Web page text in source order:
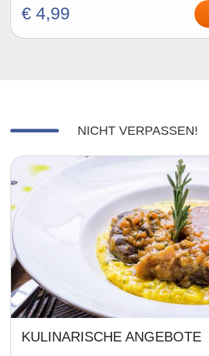
€ 4,99
NICHT VERPASSEN!
KULINARISCHE ANGEBOTE